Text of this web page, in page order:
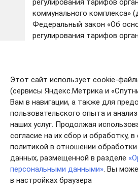
Этот сайт использует cookie-
(сервисы Яндекс.Метрика и
Вам в навигации, а также для
пользовательского опыта и
наших услуг. Продолжая
согласие на их сбор и обработку,
политикой в отношении
данных, размещенной в разделе
персональными данными». Вы
в настройках браузера
регулирования тарифов
коммунального комплекса»
Федеральный закон «Об
регулирования тарифов
5.9. Определяет размер
капитала в случаях,
частью 5 статьи 4
«Об основах регулирования
организаций коммунального
5.10. Согласовывает в
предусмотренных
Российской Федерации о